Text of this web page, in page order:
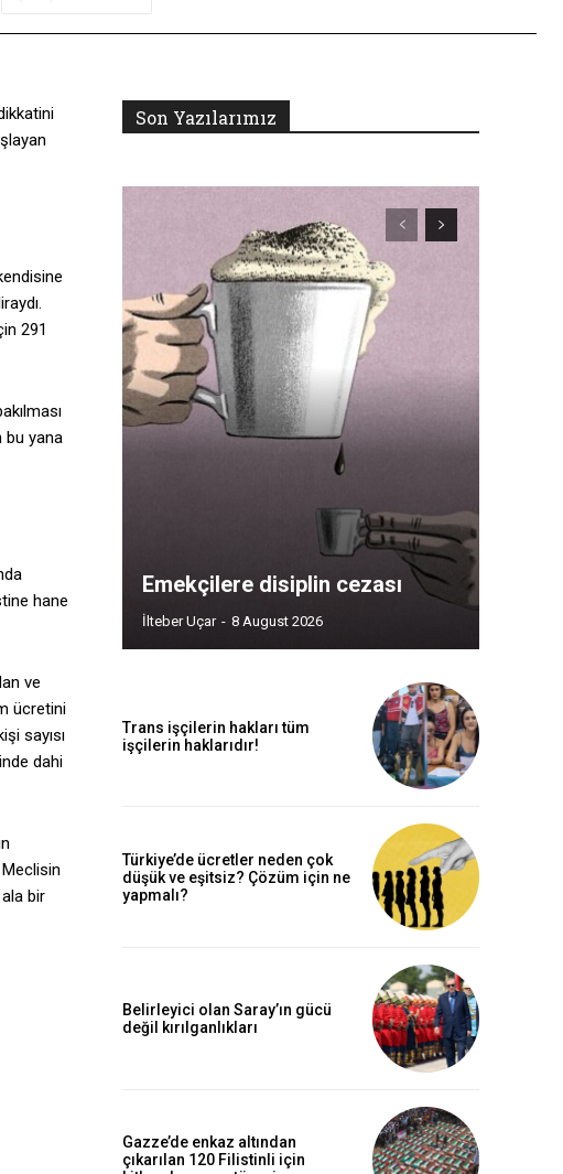
291
bu yana
hane
ve
ücretini
sayısı
dahi
bir
Son Yazılarımız
Emekçilere disiplin cezası
İlteber Uçar - 8 August 2026
Trans işçilerin hakları tüm
işçilerin haklarıdır!
Türkiye’de ücretler neden çok
düşük ve eşitsiz? Çözüm için ne
yapmalı?
Belirleyici olan Saray’ın gücü
değil kırılganlıkları
Gazze’de enkaz altından
çıkarılan 120 Filistinli için